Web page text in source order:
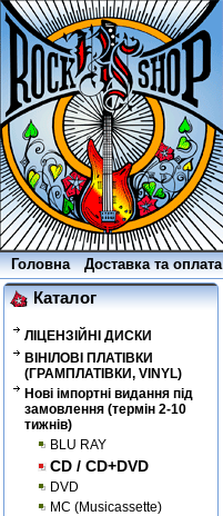
Головна Доставка та оплата
Каталог
ЛІЦЕНЗІЙНІ ДИСКИ
ВІНІЛОВІ ПЛАТІВКИ
(ГРАМПЛАТІВКИ, VINYL)
Нові імпортні видання під
замовлення (термін 2-10
тижнів)
BLU RAY
CD / CD+DVD
DVD
MC (Musicassette)